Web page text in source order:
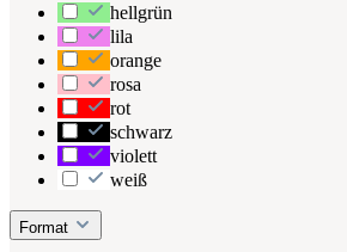
hellgrün
lila
orange
rosa
rot
schwarz
violett
weiß
Format